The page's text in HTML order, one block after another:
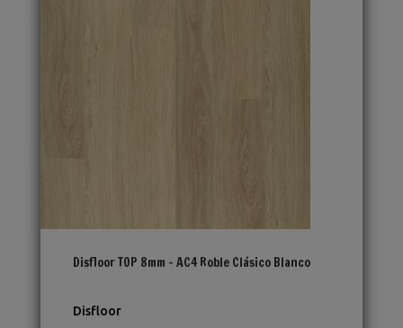
Disfloor TOP 8mm – AC4 Roble Clásico Blanco
Disfloor